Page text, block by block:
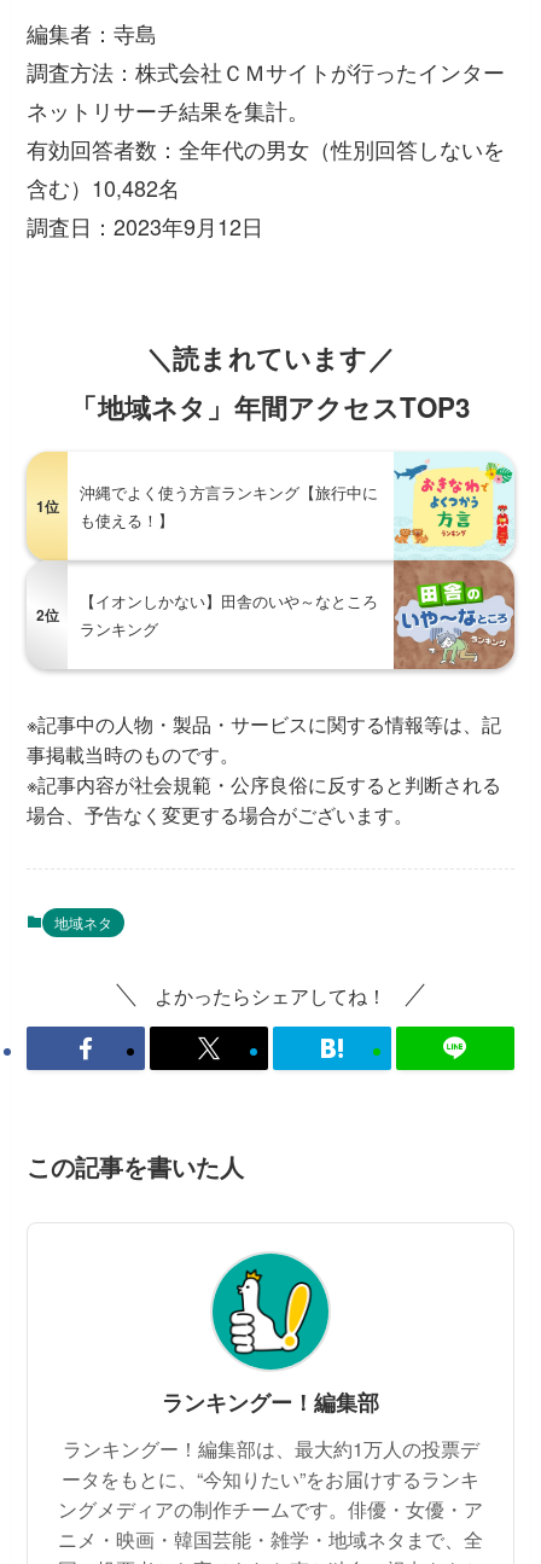
編集者：寺島
調査方法：株式会社ＣＭサイトが行ったインター
ネットリサーチ結果を集計。
有効回答者数：全年代の男女（性別回答しないを
含む）10,482名
調査日：2023年9月12日
＼読まれています／
「地域ネタ」年間アクセスTOP3
1位
沖縄でよく使う方言ランキング【旅行中に
も使える！】
2位
【イオンしかない】田舎のいや～なところ
ランキング
※記事中の人物・製品・サービスに関する情報等は、記
事掲載当時のものです。
※記事内容が社会規範・公序良俗に反すると判断される
場合、予告なく変更する場合がございます。
地域ネタ
よかったらシェアしてね！
この記事を書いた人
ランキングー！編集部
ランキングー！編集部は、最大約1万人の投票デ
ータをもとに、“今知りたい”をお届けするランキ
ングメディアの制作チームです。俳優・女優・ア
ニメ・映画・韓国芸能・雑学・地域ネタまで、全